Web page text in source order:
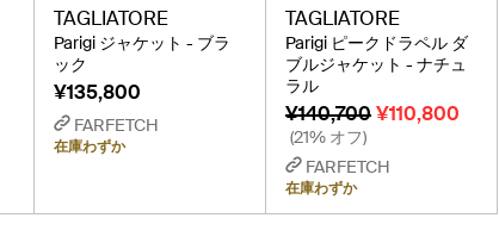
TAGLIATORE
Parigi ジャケット - ブラ
ック
¥135,800
FARFETCH
在庫わずか
TAGLIATORE
Parigi ピークドラペル ダ
ブルジャケット - ナチュ
ラル
¥140,700¥110,800
(21% オフ)
FARFETCH
在庫わずか